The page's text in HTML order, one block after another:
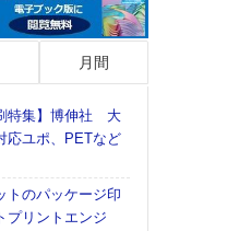
月間
特集】博伸社 大
応ユポ、PETなど
のパッケージ印
プリントエンジ